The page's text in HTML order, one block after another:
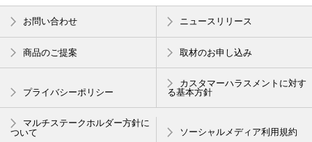
お問い合わせ ニュースリリース
商品のご提案 取材のお申し込み
プライバシーポリシー
カスタマーハラスメントに対す
る基本方針
マルチステークホルダー方針に
ついて
ソーシャルメディア利用規約